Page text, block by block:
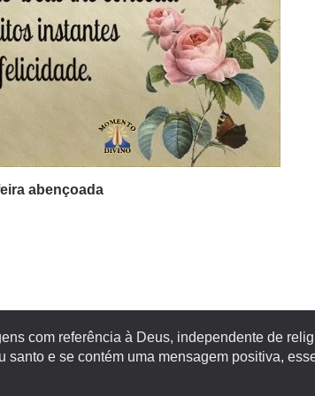
abençoada
com referência à Deus, independente de
santo e se contém uma mensagem positiva,